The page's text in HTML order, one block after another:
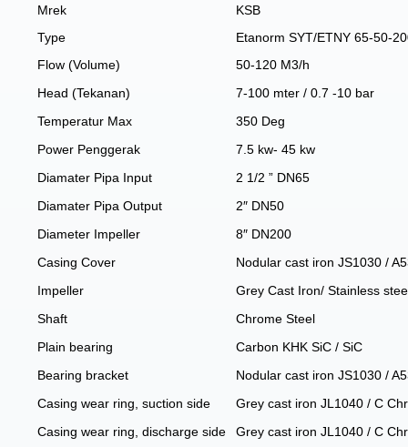
Mrek
KSB
Type
Etanorm SYT/ETNY 65-50-
Flow (Volume)
50-120 M3/h
Head (Tekanan)
7-100 mter / 0.7 -10 bar
Temperatur Max
350 Deg
Power Penggerak
7.5 kw- 45 kw
Diamater Pipa Input
2 1/2 ” DN65
Diamater Pipa Output
2″ DN50
Diameter Impeller
8″ DN200
Casing Cover
Nodular cast iron JS1030 /
Impeller
Grey Cast Iron/ Stainless
Shaft
Chrome Steel
Plain bearing
Carbon KHK SiC / SiC
Bearing bracket
Nodular cast iron JS1030 /
Casing wear ring, suction side
Grey cast iron JL1040 / C
Casing wear ring, discharge side
Grey cast iron JL1040 / C